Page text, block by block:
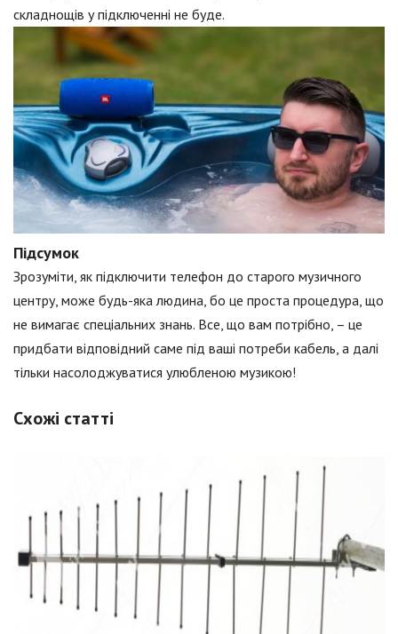
складнощів у підключенні не буде.
Підсумок
Зрозуміти, як підключити телефон до старого музичного
центру, може будь-яка людина, бо це проста процедура, що
не вимагає спеціальних знань. Все, що вам потрібно, – це
придбати відповідний саме під ваші потреби кабель, а далі
тільки насолоджуватися улюбленою музикою!
Схожі статті